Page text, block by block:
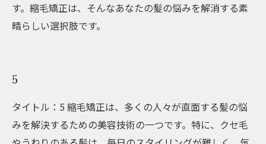
す。縮毛矯正は、そんなあなたの髪の悩みを解消する素
晴らしい選択肢です。
5
タイトル：5 縮毛矯正は、多くの人々が直面する髪の悩
みを解決するための美容技術の一つです。特に、クセ毛